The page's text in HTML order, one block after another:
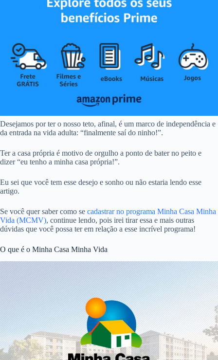
Desejamos por ter o nosso teto, afinal, é um marco de independência e
da entrada na vida adulta: “finalmente saí do ninho!”.
Ter a casa própria é motivo de orgulho a ponto de bater no peito e
dizer “eu tenho a minha casa própria!”.
Eu sei que você tem esse desejo e sonho ou não estaria lendo esse
artigo.
Se você quer saber como se cadastrar no programa Minha Casa Minha
Vida (MCMV), continue lendo, pois irei tirar essa e mais outras
dúvidas que você possa ter em relação a esse incrível programa!
O que é o Minha Casa Minha Vida